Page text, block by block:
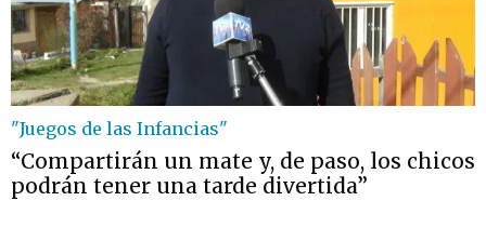
"Juegos de las Infancias"
“Compartirán un mate y, de paso, los chicos
podrán tener una tarde divertida”